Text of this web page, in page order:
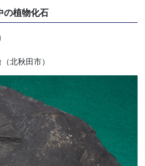
の植物化石
北秋田市）